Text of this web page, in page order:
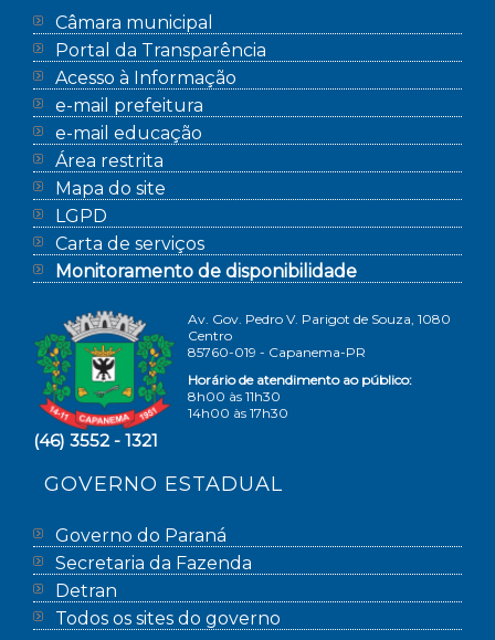
Câmara municipal
Portal da Transparência
Acesso à Informação
e-mail prefeitura
e-mail educação
Área restrita
Mapa do site
LGPD
Carta de serviços
Monitoramento de disponibilidade
Av. Gov. Pedro V. Parigot de Souza, 1080
Centro
85760-019 - Capanema-PR
Horário de atendimento ao público:
8h00 às 11h30
14h00 às 17h30
(46) 3552 - 1321
GOVERNO ESTADUAL
Governo do Paraná
Secretaria da Fazenda
Detran
Todos os sites do governo